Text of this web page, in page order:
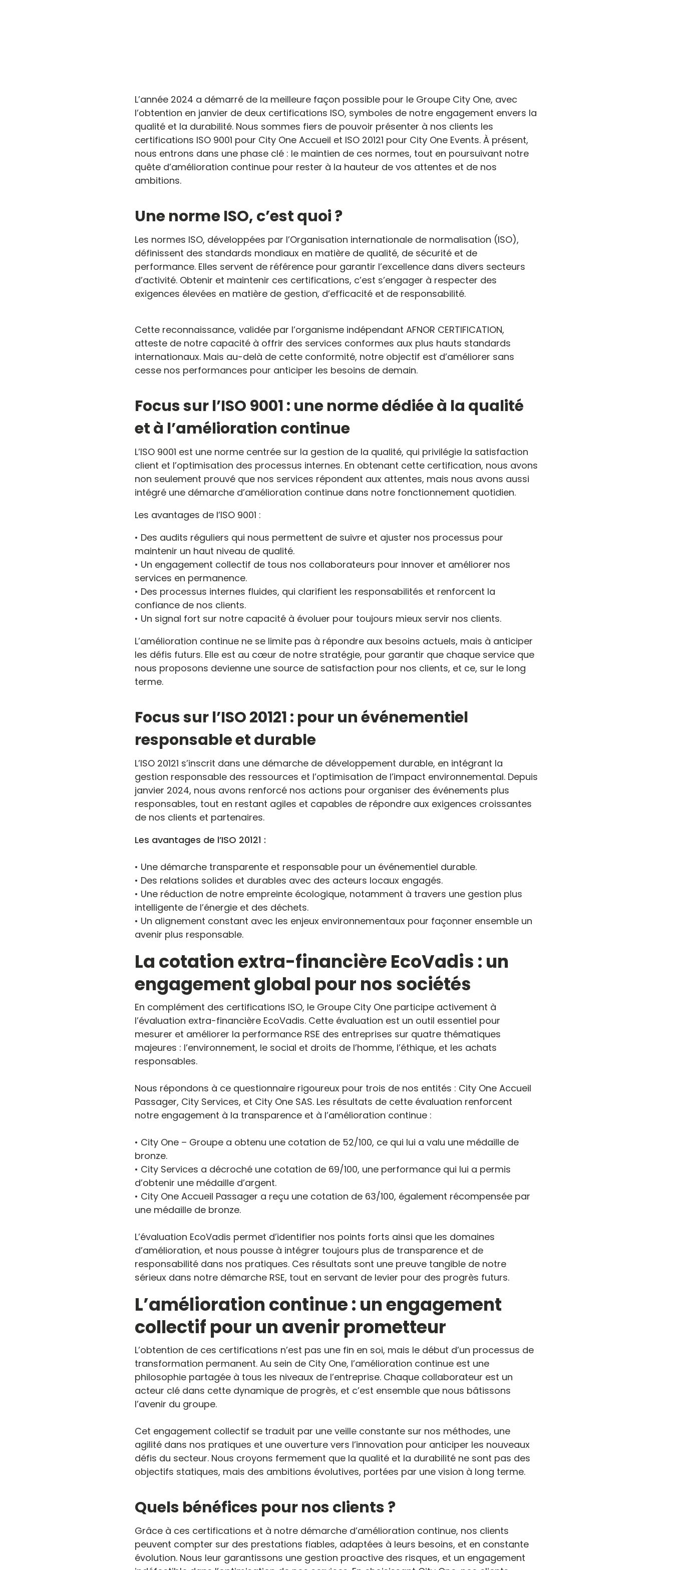
L’année 2024 a démarré de la meilleure façon possible pour le Groupe City One, avec
l’obtention en janvier de deux certifications ISO, symboles de notre engagement envers la
qualité et la durabilité. Nous sommes fiers de pouvoir présenter à nos clients les
certifications ISO 9001 pour City One Accueil et ISO 20121 pour City One Events. À présent,
nous entrons dans une phase clé : le maintien de ces normes, tout en poursuivant notre
quête d’amélioration continue pour rester à la hauteur de vos attentes et de nos
ambitions.
Une norme ISO, c’est quoi ?
Les normes ISO, développées par l’Organisation internationale de normalisation (ISO),
définissent des standards mondiaux en matière de qualité, de sécurité et de
performance. Elles servent de référence pour garantir l’excellence dans divers secteurs
d’activité. Obtenir et maintenir ces certifications, c’est s’engager à respecter des
exigences élevées en matière de gestion, d’efficacité et de responsabilité.
Cette reconnaissance, validée par l’organisme indépendant AFNOR CERTIFICATION,
atteste de notre capacité à offrir des services conformes aux plus hauts standards
internationaux. Mais au-delà de cette conformité, notre objectif est d’améliorer sans
cesse nos performances pour anticiper les besoins de demain.
Focus sur l’ISO 9001 : une norme dédiée à la qualité
et à l’amélioration continue
L’ISO 9001 est une norme centrée sur la gestion de la qualité, qui privilégie la satisfaction
client et l’optimisation des processus internes. En obtenant cette certification, nous avons
non seulement prouvé que nos services répondent aux attentes, mais nous avons aussi
intégré une démarche d’amélioration continue dans notre fonctionnement quotidien.
Les avantages de l’ISO 9001 :
• Des audits réguliers qui nous permettent de suivre et ajuster nos processus pour
maintenir un haut niveau de qualité.
• Un engagement collectif de tous nos collaborateurs pour innover et améliorer nos
services en permanence.
• Des processus internes fluides, qui clarifient les responsabilités et renforcent la
confiance de nos clients.
• Un signal fort sur notre capacité à évoluer pour toujours mieux servir nos clients.
L’amélioration continue ne se limite pas à répondre aux besoins actuels, mais à anticiper
les défis futurs. Elle est au cœur de notre stratégie, pour garantir que chaque service que
nous proposons devienne une source de satisfaction pour nos clients, et ce, sur le long
terme.
Focus sur l’ISO 20121 : pour un événementiel
responsable et durable
L’ISO 20121 s’inscrit dans une démarche de développement durable, en intégrant la
gestion responsable des ressources et l’optimisation de l’impact environnemental. Depuis
janvier 2024, nous avons renforcé nos actions pour organiser des événements plus
responsables, tout en restant agiles et capables de répondre aux exigences croissantes
de nos clients et partenaires.
Les avantages de l’ISO 20121 :
• Une démarche transparente et responsable pour un événementiel durable.
• Des relations solides et durables avec des acteurs locaux engagés.
• Une réduction de notre empreinte écologique, notamment à travers une gestion plus
intelligente de l’énergie et des déchets.
• Un alignement constant avec les enjeux environnementaux pour façonner ensemble un
avenir plus responsable.
La cotation extra-financière EcoVadis : un
engagement global pour nos sociétés
En complément des certifications ISO, le Groupe City One participe activement à
l’évaluation extra-financière EcoVadis. Cette évaluation est un outil essentiel pour
mesurer et améliorer la performance RSE des entreprises sur quatre thématiques
majeures : l’environnement, le social et droits de l’homme, l’éthique, et les achats
responsables.
Nous répondons à ce questionnaire rigoureux pour trois de nos entités : City One Accueil
Passager, City Services, et City One SAS. Les résultats de cette évaluation renforcent
notre engagement à la transparence et à l’amélioration continue :
• City One – Groupe a obtenu une cotation de 52/100, ce qui lui a valu une médaille de
bronze.
• City Services a décroché une cotation de 69/100, une performance qui lui a permis
d’obtenir une médaille d’argent.
• City One Accueil Passager a reçu une cotation de 63/100, également récompensée par
une médaille de bronze.
L’évaluation EcoVadis permet d’identifier nos points forts ainsi que les domaines
d’amélioration, et nous pousse à intégrer toujours plus de transparence et de
responsabilité dans nos pratiques. Ces résultats sont une preuve tangible de notre
sérieux dans notre démarche RSE, tout en servant de levier pour des progrès futurs.
L’amélioration continue : un engagement
collectif pour un avenir prometteur
L’obtention de ces certifications n’est pas une fin en soi, mais le début d’un processus de
transformation permanent. Au sein de City One, l’amélioration continue est une
philosophie partagée à tous les niveaux de l’entreprise. Chaque collaborateur est un
acteur clé dans cette dynamique de progrès, et c’est ensemble que nous bâtissons
l’avenir du groupe.
Cet engagement collectif se traduit par une veille constante sur nos méthodes, une
agilité dans nos pratiques et une ouverture vers l’innovation pour anticiper les nouveaux
défis du secteur. Nous croyons fermement que la qualité et la durabilité ne sont pas des
objectifs statiques, mais des ambitions évolutives, portées par une vision à long terme.
Quels bénéfices pour nos clients ?
Grâce à ces certifications et à notre démarche d’amélioration continue, nos clients
peuvent compter sur des prestations fiables, adaptées à leurs besoins, et en constante
évolution. Nous leur garantissons une gestion proactive des risques, et un engagement